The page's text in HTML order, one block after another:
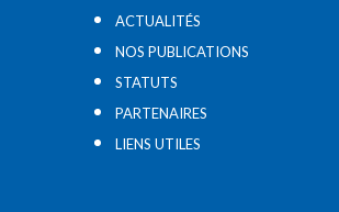
ACTUALITÉS
NOS PUBLICATIONS
STATUTS
PARTENAIRES
LIENS UTILES​